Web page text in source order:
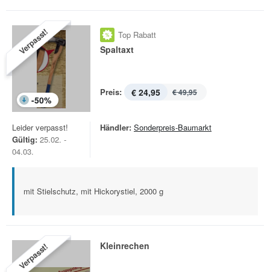
Verpasst!
-50%
Top Rabatt
Spaltaxt
Preis: € 24,95 € 49,95
Leider verpasst!
Gültig: 25.02. -
04.03.
Händler: Sonderpreis-Baumarkt
mit Stielschutz, mit Hickorystiel, 2000 g
Verpasst! Kleinrechen